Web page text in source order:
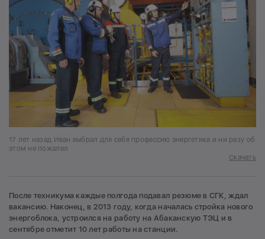
17 лет назад Иван выбрал для себя профессию энергетика и ни разу об
этом не пожалел
Скачать
После техникума каждые полгода подавал резюме в СГК, ждал
вакансию. Наконец, в 2013 году, когда началась стройка нового
энергоблока, устроился на работу на Абаканскую ТЭЦ и в
сентябре отметит 10 лет работы на станции.